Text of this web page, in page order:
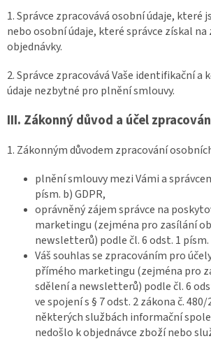
1. Správce zpracovává osobní údaje, které
nebo osobní údaje, které správce získal na
objednávky.
2. Správce zpracovává Vaše identifikační a
údaje nezbytné pro plnění smlouvy.
III. Zákonný důvod a účel
1. Zákonným důvodem zpracování
plnění smlouvy mezi Vámi a
písm. b) GDPR,
oprávněný zájem správce na
marketingu (zejména pro zasílání
newsletterů) podle čl. 6 odst. 1 písm.
Váš souhlas se zpracováním pro
přímého marketingu (zejména pro
sdělení a newsletterů) podle čl. 6
ve spojení s § 7 odst. 2 zákona č. 480/
některých službách informační
nedošlo k objednávce zboží nebo